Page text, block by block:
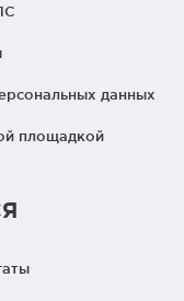
данных
площадкой